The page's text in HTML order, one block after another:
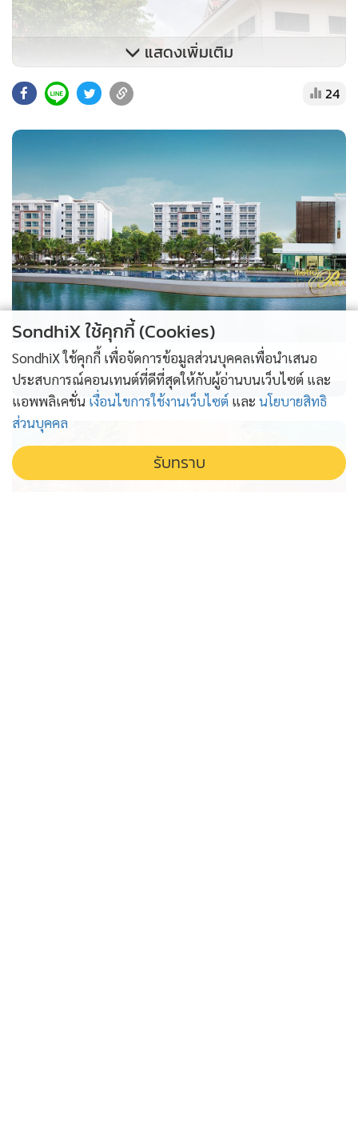
ทีมข่าวได้เข้าไปที่ ศาลจังหวัดกาฬสินธุ์ ทราบว่าคำพิพากษาดัง
กล่าว ศาลจังหวัดกาฬสินธุ์ ได้ขึ้นนั่งบังลังค์เมื่อเวลา 09.30 น.ที่
ห้องพิจารณาบัลลังค์ที่ 7 โดยศาลมีคำพิพากษากลับคำพิพากษา
ศาลชั้นต้น คดี ม.112 สั่งให้ นายปิยรัฐ จงเทพ สมาชิกสภาผู้แทน
ราษฎร พรรคประชาชน จำคุก 3 ปี ไม่รอลงอาญา
ทั้งนี้รายงานแจ้งว่าภายหลังจาก ที่ สส.โตโต้ ได้ฟังคำพิจารณา มี
ท่าทางตกใจ หน้าเปื้อนยิ้ม จากนั้น เจ้าหน้าที่ได้นำตัว สส.โตโต้
ไปคุมขังไว้ยังห้องขังศาลจังหวัดกาฬสินธุ์ ชั้นล่าง โดย ทนายความ
ได้เข้าไปขอคัดคำพิพากษา และเตรียมตัวยื่นคำขอประกันตัว
และปล่อยตัวชั่วคราว รายงานแจ้งว่าในช่วงก่อนเที่ยววัน ศาลได้
แสดงเพิ่มเติม
24
PROPERTY PERFECT -the Lake
SondhiX ใช้คุกกี้ (Cookies)
SondhiX ใช้คุกกี้ เพื่อจัดการข้อมูลส่วนบุคคลเพื่อนำเสนอ
ประสบการณ์คอนเทนต์ที่ดีที่สุดให้กับผู้อ่านบนเว็บไซต์ และ
แอพพลิเคชั่น เงื่อนไขการใช้งานเว็บไซต์ และ นโยบายสิทธิ
ส่วนบุคคล
รับทราบ